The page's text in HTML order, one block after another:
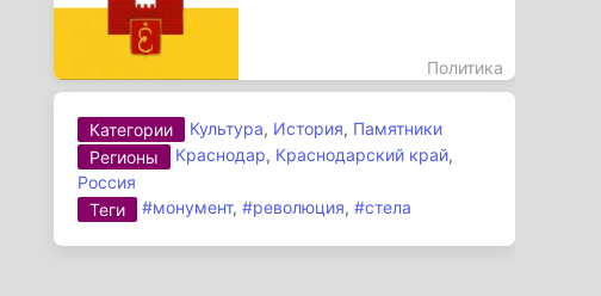
Политика
Категории Культура, История, Памятники
Регионы
Краснодар, Краснодарский край,
Россия
Теги
#монумент,#революция,#стела